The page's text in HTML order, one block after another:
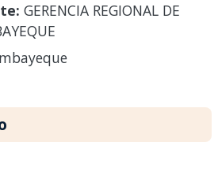
GERENCIA REGIONAL DE